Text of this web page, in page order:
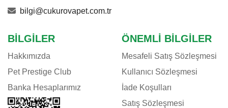
bilgi@cukurovapet.com.tr
BILGILER
Hakkımızda
Pet Prestige Club
Banka Hesaplarımız
ÖNEMLI BILGILER
Mesafeli Satış Sözleşmesi
Kullanıcı Sözleşmesi
İade Koşulları
Satış Sözleşmesi